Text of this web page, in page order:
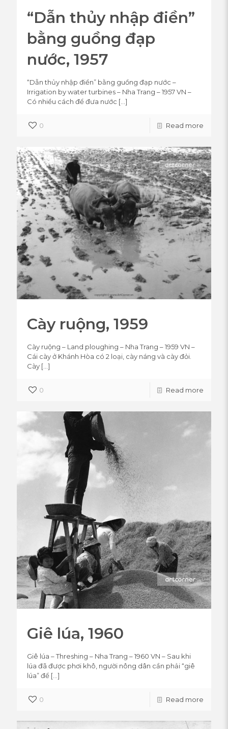
“Dẫn thủy nhập điền”
bằng guồng đạp
nước, 1957
“Dẫn thủy nhập điền” bằng guồng đạp nước –
Irrigation by water turbines – Nha Trang – 1957 VN –
Có nhiều cách để đưa nước […]
0 Read more
Cày ruộng, 1959
Cày ruộng – Land ploughing – Nha Trang – 1959 VN –
Cái cày ở Khánh Hòa có 2 loại, cày náng và cày đỏi.
Cày […]
0 Read more
Giê lúa, 1960
Giê lúa – Threshing – Nha Trang – 1960 VN – Sau khi
lúa đã được phơi khô, người nông dân cần phải “giê
lúa” để […]
0 Read more